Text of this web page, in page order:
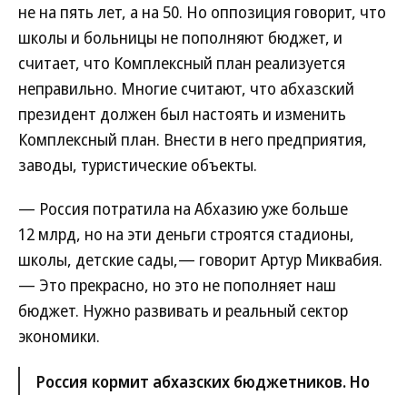
не на пять лет, а на 50. Но оппозиция говорит, что
школы и больницы не пополняют бюджет, и
считает, что Комплексный план реализуется
неправильно. Многие считают, что абхазский
президент должен был настоять и изменить
Комплексный план. Внести в него предприятия,
заводы, туристические объекты.
— Россия потратила на Абхазию уже больше
12 млрд, но на эти деньги строятся стадионы,
школы, детские сады,— говорит Артур Миквабия.
— Это прекрасно, но это не пополняет наш
бюджет. Нужно развивать и реальный сектор
экономики.
Россия кормит абхазских бюджетников. Но